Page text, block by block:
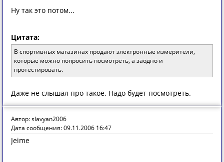
Ну так это потом...
Цитата:
В спортивных магазинах продают электронные измерители,
которые можно попросить посмотреть, а заодно и
протестировать.
Даже не слышал про такое. Надо будет посмотреть.
Автор: slavyan2006
Дата сообщения: 09.11.2006 16:47
Jeime